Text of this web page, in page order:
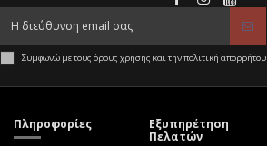
Συμφωνώ με τους όρους χρήσης και την πολιτική απορρήτου
Πληροφορίες
Εξυπηρέτηση
Πελατών